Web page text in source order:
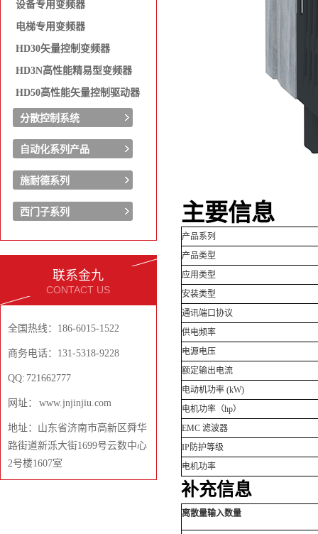
主要信息
产品系列
产品类型
应用类型
安装类型
通讯端口协议
供电频率
电源电压
额定输出电流
电动机功率 (kW)
电机功率（hp）
EMC 滤波器
IP防护等级
电机功率
补充信息
离散量输入数量
设备专用变频器
电梯专用变频器
HD30矢量控制变频器
HD3N高性能精易型变频器
HD50高性能矢量控制驱动器
分散控制系统
自动化系列产品
施耐德系列
西门子系列
联系金九
CONTACT US
全国热线：186-6015-1522
商务电话：131-5318-9228
QQ: 721662777
网址： www.jnjinjiu.com
地址：山东省济南市高新区舜华
路街道新泺大街1699号云数中心
2号楼1607室